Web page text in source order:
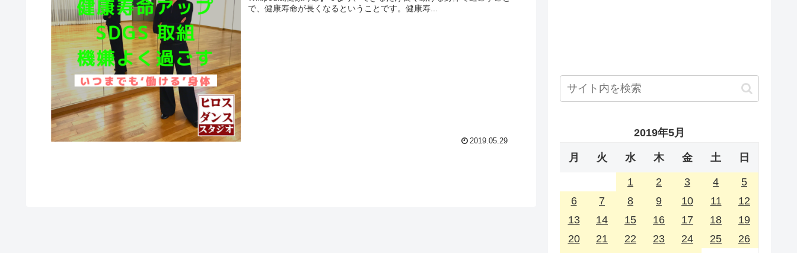
で、健康寿命が長くなるということです。健康寿...
2019.05.29
2019年5月
月 火 水 木 金 土 日
1 2 3 4
5
6
7 8 9 10 11
12
13
14 15 16 17 18
19
20
21 22 23 24 25
26